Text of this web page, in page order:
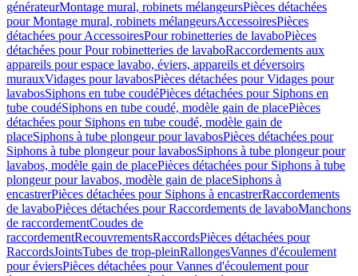
générateurMontage mural, robinets mélangeursPièces détachées
pour Montage mural, robinets mélangeursAccessoiresPièces
détachées pour AccessoiresPour robinetteries de lavaboPièces
détachées pour Pour robinetteries de lavaboRaccordements aux
appareils pour espace lavabo, éviers, appareils et déversoirs
murauxVidages pour lavabosPièces détachées pour Vidages pour
lavabosSiphons en tube coudéPièces détachées pour Siphons en
tube coudéSiphons en tube coudé, modèle gain de placePièces
détachées pour Siphons en tube coudé, modèle gain de
placeSiphons à tube plongeur pour lavabosPièces détachées pour
Siphons à tube plongeur pour lavabosSiphons à tube plongeur pour
lavabos, modèle gain de placePièces détachées pour Siphons à tube
plongeur pour lavabos, modèle gain de placeSiphons à
encastrerPièces détachées pour Siphons à encastrerRaccordements
de lavaboPièces détachées pour Raccordements de lavaboManchons
de raccordementCoudes de
raccordementRecouvrementsRaccordsPièces détachées pour
RaccordsJointsTubes de trop-pleinRallongesVannes d'écoulement
pour éviersPièces détachées pour Vannes d'écoulement pour